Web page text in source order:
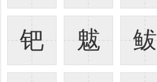
钯 魃 鲅